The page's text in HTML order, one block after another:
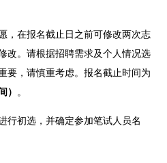
，在报名截止日之前可修改两次志
改。请根据招聘需求及个人情况选
要，请慎重考虑。报名截止时间为
） 。
行初选，并确定参加笔试人员名